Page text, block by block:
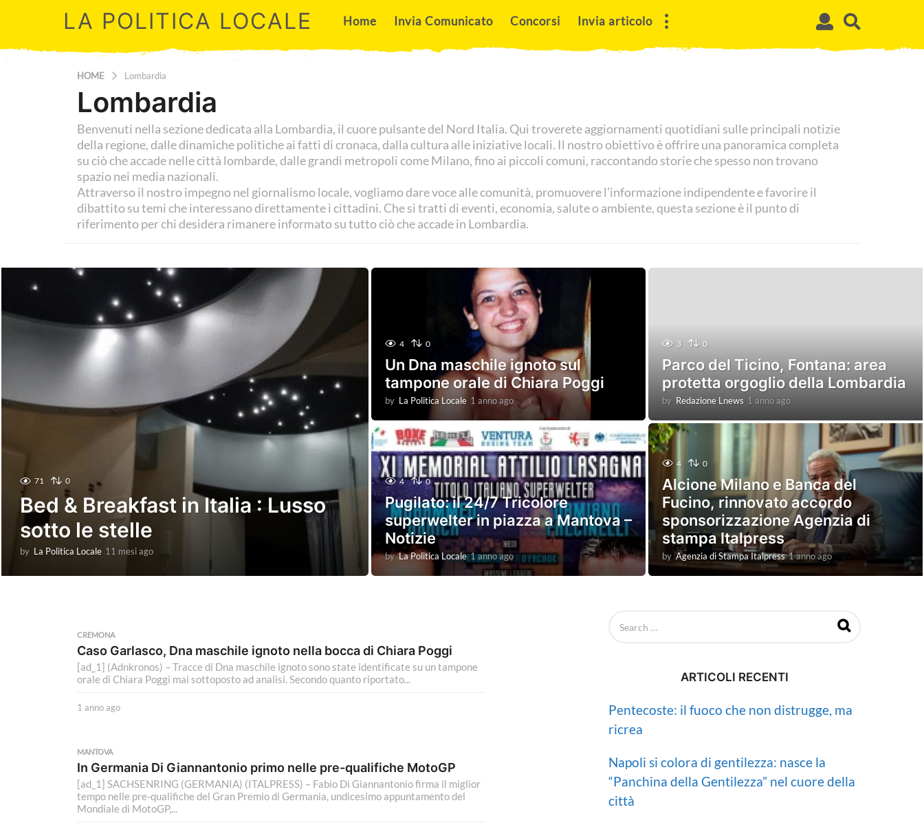
LA POLITICA LOCALE Home Invia Comunicato Concorsi Invia articolo
HOME Lombardia
Lombardia
Benvenuti nella sezione dedicata alla Lombardia, il cuore pulsante del Nord Italia. Qui troverete aggiornamenti quotidiani sulle principali notizie
della regione, dalle dinamiche politiche ai fatti di cronaca, dalla cultura alle iniziative locali. Il nostro obiettivo è offrire una panoramica completa
su ciò che accade nelle città lombarde, dalle grandi metropoli come Milano, fino ai piccoli comuni, raccontando storie che spesso non trovano
spazio nei media nazionali.
Attraverso il nostro impegno nel giornalismo locale, vogliamo dare voce alle comunità, promuovere l’informazione indipendente e favorire il
dibattito su temi che interessano direttamente i cittadini. Che si tratti di eventi, economia, salute o ambiente, questa sezione è il punto di
riferimento per chi desidera rimanere informato su tutto ciò che accade in Lombardia.
71 0
Bed & Breakfast in Italia : Lusso
sotto le stelle
by La Politica Locale 11 mesi ago1
m
o
4 0
Un Dna maschile ignoto sul
tampone orale di Chiara Poggi
by La Politica Locale 1 anno ago1
n
o
a
g
3 0
Parco del Ticino, Fontana: area
protetta orgoglio della Lombardia
by Redazione Lnews 1 anno ago1
n
g
o
4 0
Pugilato: il 24/7 Tricolore
superwelter in piazza a Mantova –
Notizie
by La Politica Locale 1 anno ago1
a
4 0
Alcione Milano e Banca del
Fucino, rinnovato accordo
sponsorizzazione Agenzia di
stampa Italpress
by Agenzia di Stampa Italpress 1 anno ago1
a
CREMONA
Caso Garlasco, Dna maschile ignoto nella bocca di Chiara Poggi
[ad_1] (Adnkronos) – Tracce di Dna maschile ignoto sono state identificate su un tampone
orale di Chiara Poggi mai sottoposto ad analisi. Secondo quanto riportato...
1 anno ago
a
g
o
MANTOVA
In Germania Di Giannantonio primo nelle pre-qualifiche MotoGP
[ad_1] SACHSENRING (GERMANIA) (ITALPRESS) – Fabio Di Giannantonio firma il miglior
tempo nelle pre-qualifiche del Gran Premio di Germania, undicesimo appuntamento del
Mondiale di MotoGP,...
o
:
ARTICOLI RECENTI
Pentecoste: il fuoco che non distrugge, ma
ricrea
Napoli si colora di gentilezza: nasce la
“Panchina della Gentilezza” nel cuore della
città